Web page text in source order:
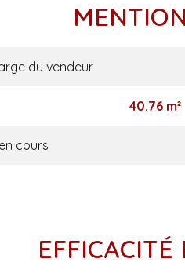
du vendeur
40.76 m²
cours
EFFICACITÉ